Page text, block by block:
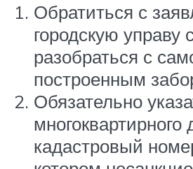
Обратиться с
городскую управу
разобраться с
построенным
Обязательно
кадастровый